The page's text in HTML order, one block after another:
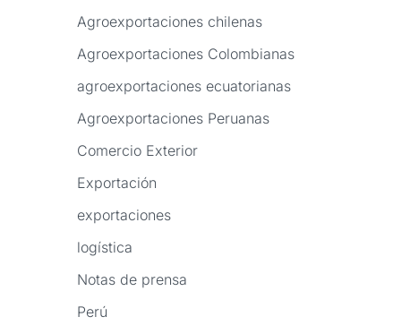
Agroexportaciones chilenas
Agroexportaciones Colombianas
agroexportaciones ecuatorianas
Agroexportaciones Peruanas
Comercio Exterior
Exportación
exportaciones
logística
Notas de prensa
Perú